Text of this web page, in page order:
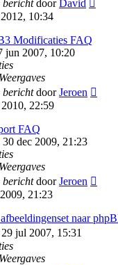
berichtdoorDavid
10:34
Modificaties FAQ
jun 2007, 10:20
Weergaves
berichtdoorJeroen
22:59
FAQ
30 dec 2009, 21:23
Weergaves
berichtdoorJeroen
21:23
naar
jul 2007, 15:31
Weergaves